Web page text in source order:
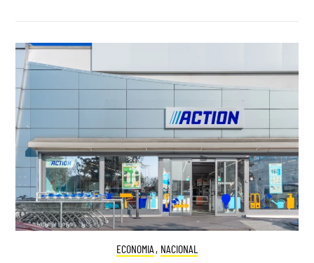
ECONOMIA , NACIONAL